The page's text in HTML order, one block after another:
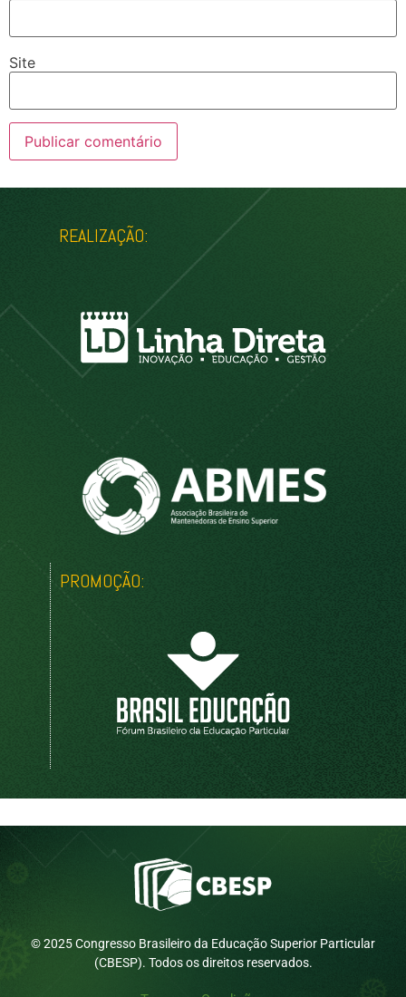
Site
REALIZAÇÃO:
PROMOÇÃO:
© 2025 Congresso Brasileiro da Educação Superior Particular
(CBESP). Todos os direitos reservados.